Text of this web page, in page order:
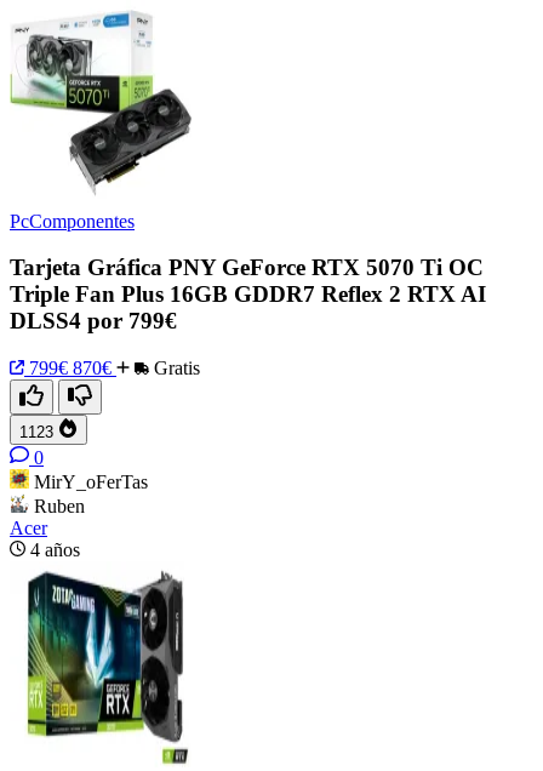
PcComponentes
Tarjeta Gráfica PNY GeForce RTX 5070 Ti OC
Triple Fan Plus 16GB GDDR7 Reflex 2 RTX AI
DLSS4 por 799€
799€ 870€ Gratis
1123
0
MirY_oFerTas
Ruben
Acer
4 años